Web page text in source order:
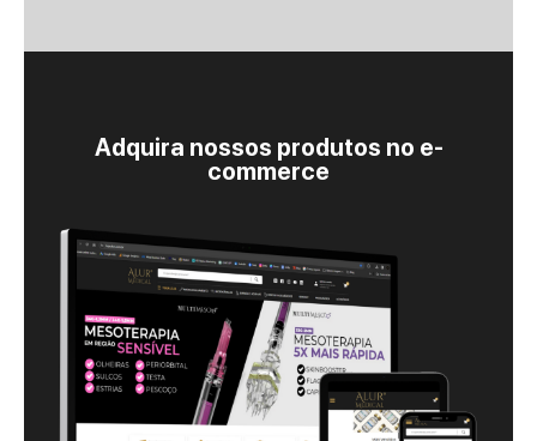
Adquira nossos produtos no e-
commerce